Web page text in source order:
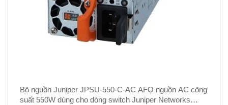
Bộ nguồn Juniper JPSU-550-C-AC AFO nguồn AC công
suất 550W dùng cho dòng switch Juniper Networks